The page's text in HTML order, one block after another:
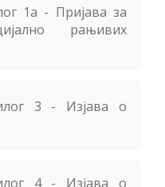
1а - Пријава за
рањивих
3 - Изјава о
4 - Изјава о